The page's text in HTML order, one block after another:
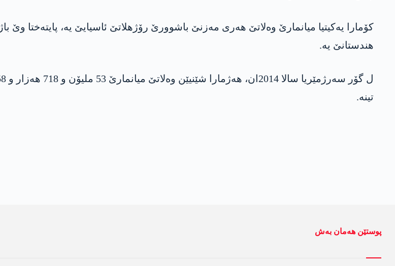
کۆمارا یەکیتیا میانمارێ وەلاتێ هەری مەزنێ باشوورێ رۆژهلاتێ ئاسیایێ یە، پایتەختا وێ
هندستانێ یە.
تینە.
پوستێن ھەمان بەش